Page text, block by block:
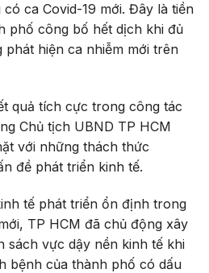
ca Covid-19 mới. Đây là tiền
phố công bố hết dịch khi đủ
phát hiện ca nhiễm mới trên
quả tích cực trong công tác
Chủ tịch UBND TP HCM
với những thách thức
đề phát triển kinh tế.
tế phát triển ổn định trong
TP HCM đã chủ động xây
sách vực dậy nền kinh tế khi
bệnh của thành phố có dấu